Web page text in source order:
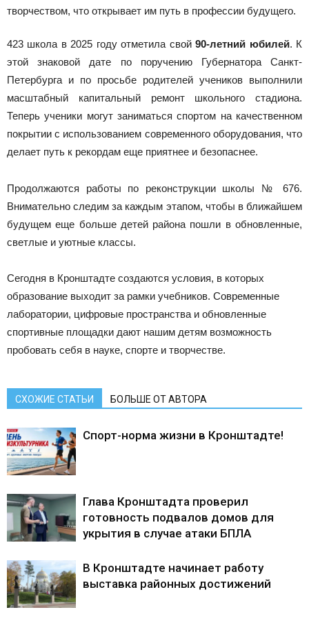
творчеством, что открывает им путь в профессии будущего.
423 школа в 2025 году отметила свой90-летний юбилей. К
этой знаковой дате по поручению Губернатора Санкт-
Петербурга и по просьбе родителей учеников выполнили
масштабный капитальный ремонт школьного стадиона.
Теперь ученики могут заниматься спортом на качественном
покрытии с использованием современного оборудования, что
делает путь к рекордам еще приятнее и безопаснее.
Продолжаются работы по реконструкции школы № 676.
Внимательно следим за каждым этапом, чтобы в ближайшем
будущем еще больше детей района пошли в обновленные,
светлые и уютные классы.
Сегодня в Кронштадте создаются условия, в которых
образование выходит за рамки учебников. Современные
лаборатории, цифровые пространства и обновленные
спортивные площадки дают нашим детям возможность
пробовать себя в науке, спорте и творчестве.
СХОЖИЕ СТАТЬИ БОЛЬШЕ ОТ АВТОРА
Спорт-норма жизни в Кронштадте!
Глава Кронштадта проверил
готовность подвалов домов для
укрытия в случае атаки БПЛА
В Кронштадте начинает работу
выставка районных достижений